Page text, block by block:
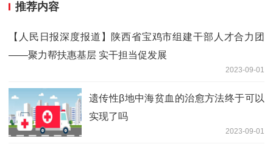
推荐内容
【人民日报深度报道】陕西省宝鸡市组建干部人才合力团
——聚力帮扶惠基层 实干担当促发展
2023-09-01
遗传性β地中海贫血的治愈方法终于可以
实现了吗
2023-09-01